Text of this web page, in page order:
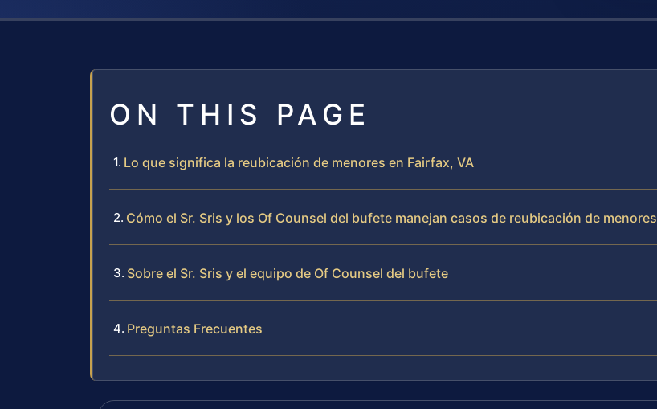
ON THIS PAGE
Lo que significa la reubicación de menores en Fairfax, VA
Cómo el Sr. Sris y los Of Counsel del bufete manejan casos de reubicación de menores
Sobre el Sr. Sris y el equipo de Of Counsel del bufete
Preguntas Frecuentes